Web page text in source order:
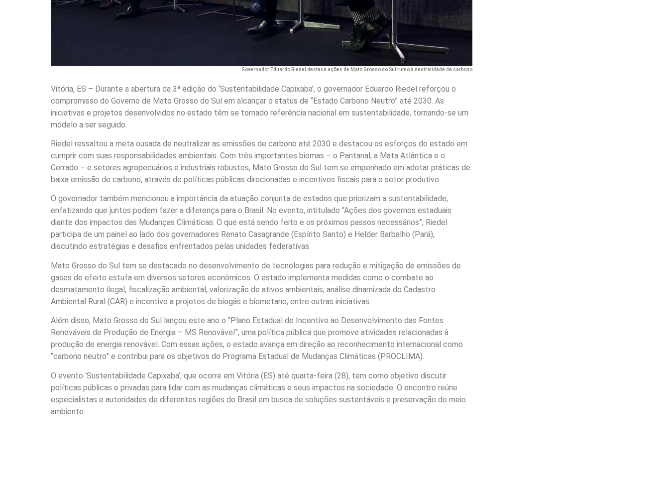
Governador Eduardo Riedel destaca ações de Mato Grosso do Sul rumo à neutralidade de carbono
Vitória, ES – Durante a abertura da 3ª edição do ‘Sustentabilidade Capixaba’, o governador Eduardo Riedel reforçou o
compromisso do Governo de Mato Grosso do Sul em alcançar o status de “Estado Carbono Neutro” até 2030. As
iniciativas e projetos desenvolvidos no estado têm se tornado referência nacional em sustentabilidade, tornando-se um
modelo a ser seguido.
Riedel ressaltou a meta ousada de neutralizar as emissões de carbono até 2030 e destacou os esforços do estado em
cumprir com suas responsabilidades ambientais. Com três importantes biomas – o Pantanal, a Mata Atlântica e o
Cerrado – e setores agropecuários e industriais robustos, Mato Grosso do Sul tem se empenhado em adotar práticas de
baixa emissão de carbono, através de políticas públicas direcionadas e incentivos fiscais para o setor produtivo.
O governador também mencionou a importância da atuação conjunta de estados que priorizam a sustentabilidade,
enfatizando que juntos podem fazer a diferença para o Brasil. No evento, intitulado “Ações dos governos estaduais
diante dos impactos das Mudanças Climáticas: O que está sendo feito e os próximos passos necessários”, Riedel
participa de um painel ao lado dos governadores Renato Casagrande (Espírito Santo) e Helder Barbalho (Pará),
discutindo estratégias e desafios enfrentados pelas unidades federativas.
Mato Grosso do Sul tem se destacado no desenvolvimento de tecnologias para redução e mitigação de emissões de
gases de efeito estufa em diversos setores econômicos. O estado implementa medidas como o combate ao
desmatamento ilegal, fiscalização ambiental, valorização de ativos ambientais, análise dinamizada do Cadastro
Ambiental Rural (CAR) e incentivo a projetos de biogás e biometano, entre outras iniciativas.
Além disso, Mato Grosso do Sul lançou este ano o “Plano Estadual de Incentivo ao Desenvolvimento das Fontes
Renováveis de Produção de Energia – MS Renovável”, uma política pública que promove atividades relacionadas à
produção de energia renovável. Com essas ações, o estado avança em direção ao reconhecimento internacional como
“carbono neutro” e contribui para os objetivos do Programa Estadual de Mudanças Climáticas (PROCLIMA).
O evento ‘Sustentabilidade Capixaba’, que ocorre em Vitória (ES) até quarta-feira (28), tem como objetivo discutir
políticas públicas e privadas para lidar com as mudanças climáticas e seus impactos na sociedade. O encontro reúne
especialistas e autoridades de diferentes regiões do Brasil em busca de soluções sustentáveis e preservação do meio
ambiente.